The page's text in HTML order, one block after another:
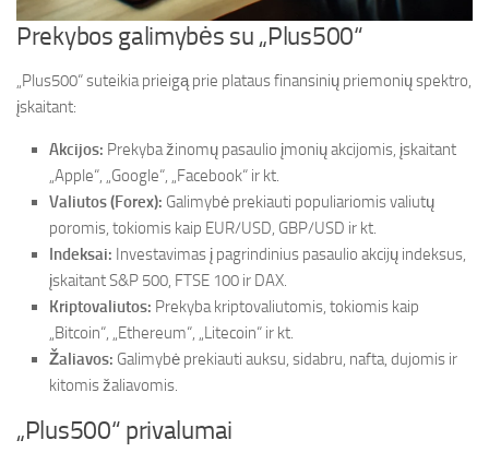
Prekybos galimybės su „Plus500“
„Plus500“ suteikia prieigą prie plataus finansinių priemonių spektro,
įskaitant:
Akcijos: Prekyba žinomų pasaulio įmonių akcijomis, įskaitant
„Apple“, „Google“, „Facebook“ ir kt.
Valiutos (Forex): Galimybė prekiauti populiariomis valiutų
poromis, tokiomis kaip EUR/USD, GBP/USD ir kt.
Indeksai: Investavimas į pagrindinius pasaulio akcijų indeksus,
įskaitant S&P 500, FTSE 100 ir DAX.
Kriptovaliutos: Prekyba kriptovaliutomis, tokiomis kaip
„Bitcoin“, „Ethereum“, „Litecoin“ ir kt.
Žaliavos: Galimybė prekiauti auksu, sidabru, nafta, dujomis ir
kitomis žaliavomis.
„Plus500“ privalumai